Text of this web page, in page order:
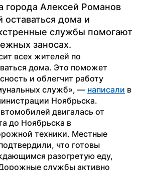
города Алексей Романов
оставаться дома и
службы помогают
заносах.
всех жителей по
дома. Это поможет
и облегчит работу
служб», — написали в
Ноябрьска.
двигалась от
до Ноябрьска в
техники. Местные
что готовы
разогретую еду,
службы активно